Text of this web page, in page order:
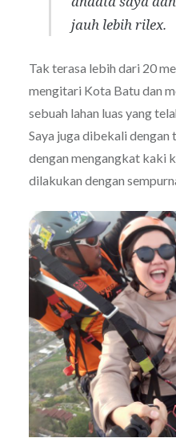
jauh lebih rilex.
Tak terasa lebih dari 20
mengitari Kota Batu dan
sebuah lahan luas yang
Saya juga dibekali
dengan mengangkat kaki
dilakukan dengan